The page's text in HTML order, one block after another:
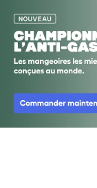
Passer au